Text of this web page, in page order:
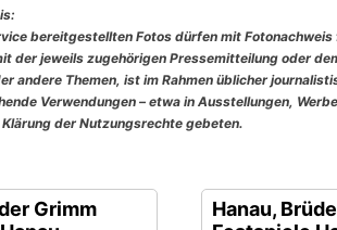
bereitgestellten Fotos dürfen mit
der jeweils zugehörigen Pressemitteilung oder
andere Themen, ist im Rahmen üblicher
Verwendungen – etwa in Ausstellungen,
der Nutzungsrechte gebeten.
Grimm
Hanau,